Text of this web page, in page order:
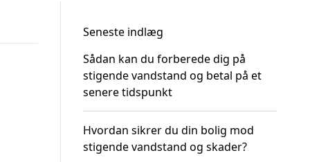
Seneste indlæg
Sådan kan du forberede dig på
stigende vandstand og betal på et
senere tidspunkt
Hvordan sikrer du din bolig mod
stigende vandstand og skader?